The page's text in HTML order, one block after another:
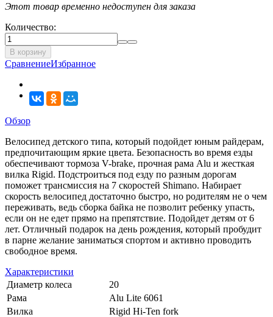
Этот товар временно недоступен для заказа
Количество:
В корзину
СравнениеИзбранное
Обзор
Велосипед детского типа, который подойдет юным райдерам,
предпочитающим яркие цвета. Безопасность во время езды
обеспечивают тормоза V-brake, прочная рама Alu и жесткая
вилка Rigid. Подстроиться под езду по разным дорогам
поможет трансмиссия на 7 скоростей Shimano. Набирает
скорость велосипед достаточно быстро, но родителям не о чем
переживать, ведь сборка байка не позволит ребенку упасть,
если он не едет прямо на препятствие. Подойдет детям от 6
лет. Отличный подарок на день рождения, который пробудит
в парне желание заниматься спортом и активно проводить
свободное время.
Характеристики
Диаметр колеса
20
Рама
Alu Lite 6061
Вилка
Rigid Hi-Ten fork